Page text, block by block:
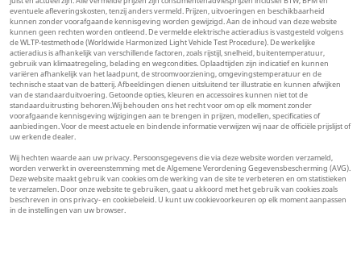
eventuele afleveringskosten, tenzij anders vermeld. Prijzen, uitvoeringen en beschikbaarheid
kunnen zonder voorafgaande kennisgeving worden gewijzigd. Aan de inhoud van deze website
kunnen geen rechten worden ontleend. De vermelde elektrische actieradius is vastgesteld volgens
de WLTP-testmethode (Worldwide Harmonized Light Vehicle Test Procedure). De werkelijke
actieradius is afhankelijk van verschillende factoren, zoals rijstijl, snelheid, buitentemperatuur,
gebruik van klimaatregeling, belading en wegcondities. Oplaadtijden zijn indicatief en kunnen
variëren afhankelijk van het laadpunt, de stroomvoorziening, omgevingstemperatuur en de
technische staat van de batterij. Afbeeldingen dienen uitsluitend ter illustratie en kunnen afwijken
van de standaarduitvoering. Getoonde opties, kleuren en accessoires kunnen niet tot de
standaarduitrusting behoren.Wij behouden ons het recht voor om op elk moment zonder
voorafgaande kennisgeving wijzigingen aan te brengen in prijzen, modellen, specificaties of
aanbiedingen. Voor de meest actuele en bindende informatie verwijzen wij naar de officiële prijslijst of
uw erkende dealer.
Wij hechten waarde aan uw privacy. Persoonsgegevens die via deze website worden verzameld,
worden verwerkt in overeenstemming met de Algemene Verordening Gegevensbescherming (AVG).
Deze website maakt gebruik van cookies om de werking van de site te verbeteren en om statistieken
te verzamelen. Door onze website te gebruiken, gaat u akkoord met het gebruik van cookies zoals
beschreven in ons privacy- en cookiebeleid. U kunt uw cookievoorkeuren op elk moment aanpassen
in de instellingen van uw browser.